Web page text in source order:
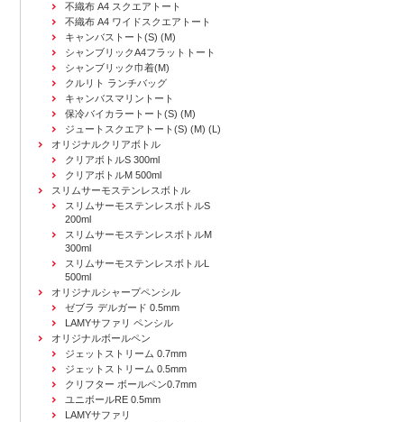
不織布 A4 スクエアトート
不織布 A4 ワイドスクエアトート
キャンバストート(S) (M)
シャンブリックA4フラットトート
シャンブリック巾着(M)
クルリト ランチバッグ
キャンバスマリントート
保冷バイカラートート(S) (M)
ジュートスクエアトート(S) (M) (L)
オリジナルクリアボトル
クリアボトルS 300ml
クリアボトルM 500ml
スリムサーモステンレスボトル
スリムサーモステンレスボトルS
200ml
スリムサーモステンレスボトルM
300ml
スリムサーモステンレスボトルL
500ml
オリジナルシャープペンシル
ゼブラ デルガード 0.5mm
LAMYサファリ ペンシル
オリジナルボールペン
ジェットストリーム 0.7mm
ジェットストリーム 0.5mm
クリフター ボールペン0.7mm
ユニボールRE 0.5mm
LAMYサファリ